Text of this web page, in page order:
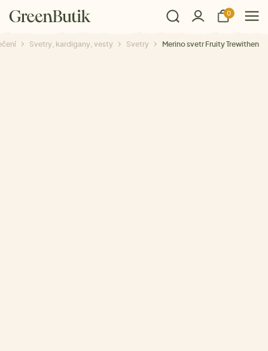
0
Svetry, kardigany, vesty Svetry Merino svetr Fruity Trewithen